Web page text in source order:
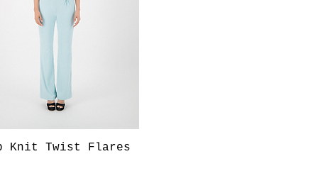
Aperçu rapide
Knit Twist Flares